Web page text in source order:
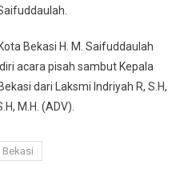
Bekasi H. M. Saifuddaulah
acara pisah sambut Kepala
dari Laksmi Indriyah R, S.H,
M.H. (ADV).
Bekasi